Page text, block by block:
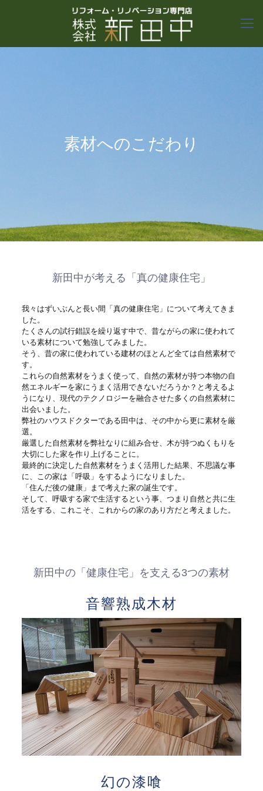
素材へのこだわり
新田中が考える「真の健康住宅」
我々はずいぶんと長い間「真の健康住宅」について考えてきま
した。
たくさんの試行錯誤を繰り返す中で、昔ながらの家に使われて
いる素材について勉強してみました。
そう、昔の家に使われている建材のほとんど全ては自然素材で
す。
これらの自然素材をうまく使って、自然の素材が持つ本物の自
然エネルギーを家にうまく活用できないだろうか？と考えるよ
うになり、現代のテクノロジーを融合させた多くの自然素材に
出会いました。
弊社のハウスドクターである田中は、その中から更に素材を厳
選。
厳選した自然素材を弊社なりに組み合せ、木が持つぬくもりを
大切にした家を作り上げることに。
最終的に決定した自然素材をうまく活用した結果、不思議な事
に、この家は「呼吸」をするようになりました。
「住んだ後の健康」まで考えた家の誕生です。
そして、呼吸する家で生活するという事、つまり自然と共に生
活をする、これこそ、これからの家のあり方だと考えました。
新田中の「健康住宅」を支える3つの素材
音響熟成木材
幻の漆喰